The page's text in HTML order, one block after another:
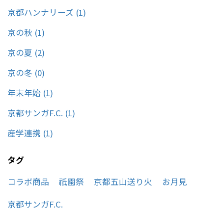
京都ハンナリーズ (1)
京の秋 (1)
京の夏 (2)
京の冬 (0)
年末年始 (1)
京都サンガF.C. (1)
産学連携 (1)
タグ
コラボ商品
祇園祭 京都五山送り火
お月見
京都サンガF.C.